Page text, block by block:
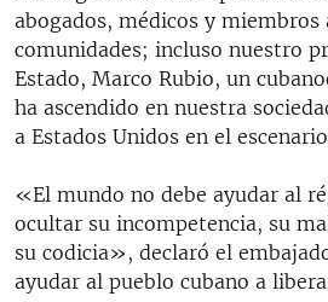
abogados, médicos y miembros
comunidades; incluso nuestro
Estado, Marco Rubio, un
ha ascendido en nuestra
a Estados Unidos en el
«El mundo no debe ayudar al
ocultar su incompetencia, su
su codicia», declaró el
ayudar al pueblo cubano a